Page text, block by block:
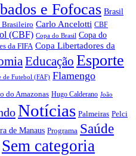
e Fofocas Brasil
Brasileiro Carlo Ancelotti CBF
(CBF) Copa do Brasil Copa do
da FIFA Copa Libertadores da
Educação Esporte
de Futebol (FAF) Flamengo
do Amazonas Hugo Calderano João
Notícias Palmeiras Pelci
de Manaus Programa Saúde
Sem categoria